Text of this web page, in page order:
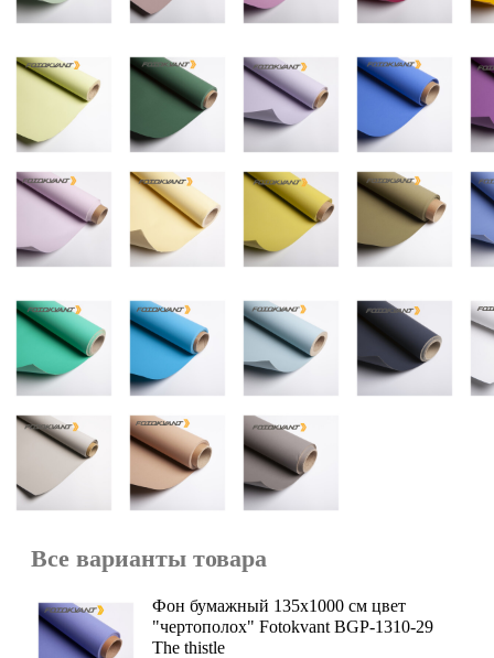
Все варианты товара
Фон бумажный 135х1000 см цвет
"чертополох" Fotokvant BGP-1310-29
The thistle